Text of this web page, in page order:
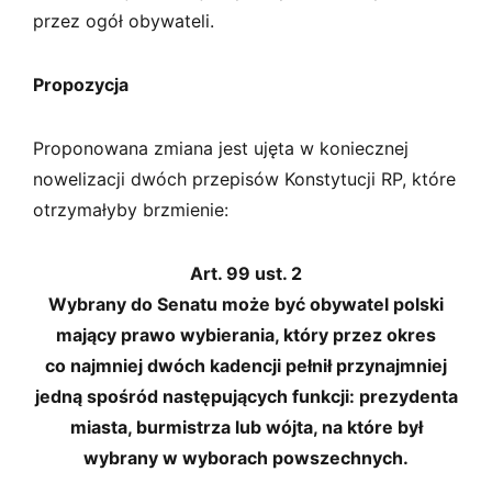
przez ogół obywateli.
Propozycja
Proponowana zmiana jest ujęta w koniecznej
nowelizacji dwóch przepisów Konstytucji RP, które
otrzymałyby brzmienie:
Art. 99 ust. 2
Wybrany do Senatu może być obywatel polski
mający prawo wybierania, który przez okres
co najmniej dwóch kadencji pełnił przynajmniej
jedną spośród następujących funkcji: prezydenta
miasta, burmistrza lub wójta, na które był
wybrany w wyborach powszechnych.